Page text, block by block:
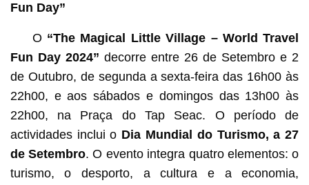
Fun Day”
O “The Magical Little Village – World Travel
Fun Day 2024” decorre entre 26 de Setembro e 2
de Outubro, de segunda a sexta-feira das 16h00 às
22h00, e aos sábados e domingos das 13h00 às
22h00, na Praça do Tap Seac. O período de
actividades inclui o Dia Mundial do Turismo, a 27
de Setembro. O evento integra quatro elementos: o
turismo, o desporto, a cultura e a economia,